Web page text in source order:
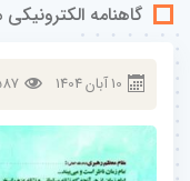
گاهنامه
10آبان1404